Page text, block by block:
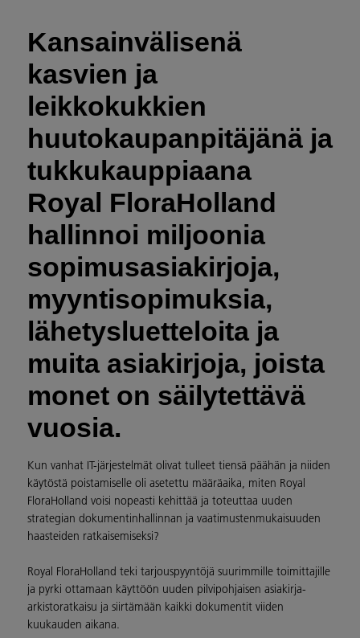
Kansainvälisenä
kasvien ja
leikkokukkien
huutokaupanpitäjänä ja
tukkukauppiaana
Royal FloraHolland
hallinnoi miljoonia
sopimusasiakirjoja,
myyntisopimuksia,
lähetysluetteloita ja
muita asiakirjoja, joista
monet on säilytettävä
vuosia.
Kun vanhat IT-järjestelmät olivat tulleet tiensä päähän ja niiden
käytöstä poistamiselle oli asetettu määräaika, miten Royal
FloraHolland voisi nopeasti kehittää ja toteuttaa uuden
strategian dokumentinhallinnan ja vaatimustenmukaisuuden
haasteiden ratkaisemiseksi?
Royal FloraHolland teki tarjouspyyntöjä suurimmille toimittajille
ja pyrki ottamaan käyttöön uuden pilvipohjaisen asiakirja-
arkistoratkaisu ja siirtämään kaikki dokumentit viiden
kuukauden aikana.